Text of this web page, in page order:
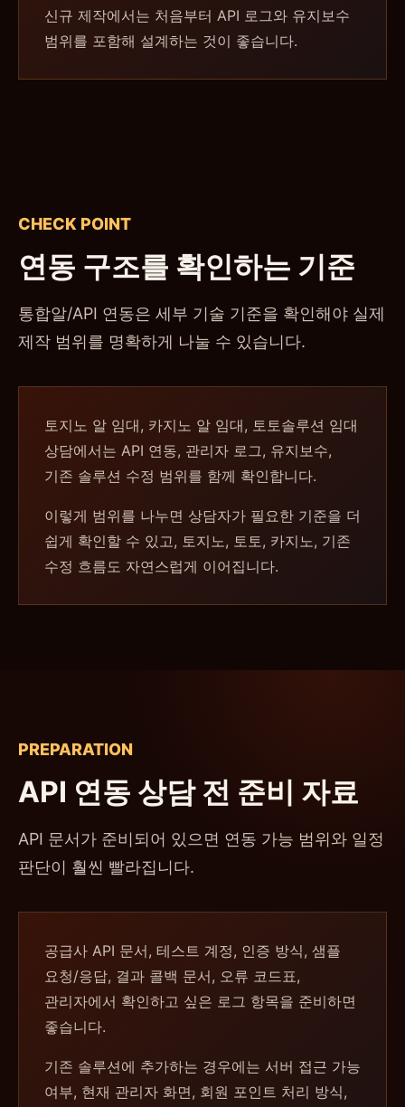
신규 제작에서는 처음부터 API 로그와 유지보수
범위를 포함해 설계하는 것이 좋습니다.
CHECK POINT
연동 구조를 확인하는 기준
통합알/API 연동은 세부 기술 기준을 확인해야 실제
제작 범위를 명확하게 나눌 수 있습니다.
토지노 알 임대, 카지노 알 임대, 토토솔루션 임대
상담에서는 API 연동, 관리자 로그, 유지보수,
기존 솔루션 수정 범위를 함께 확인합니다.
이렇게 범위를 나누면 상담자가 필요한 기준을 더
쉽게 확인할 수 있고, 토지노, 토토, 카지노, 기존
수정 흐름도 자연스럽게 이어집니다.
PREPARATION
API 연동 상담 전 준비 자료
API 문서가 준비되어 있으면 연동 가능 범위와 일정
판단이 훨씬 빨라집니다.
공급사 API 문서, 테스트 계정, 인증 방식, 샘플
요청/응답, 결과 콜백 문서, 오류 코드표,
관리자에서 확인하고 싶은 로그 항목을 준비하면
좋습니다.
기존 솔루션에 추가하는 경우에는 서버 접근 가능
여부, 현재 관리자 화면, 회원 포인트 처리 방식,